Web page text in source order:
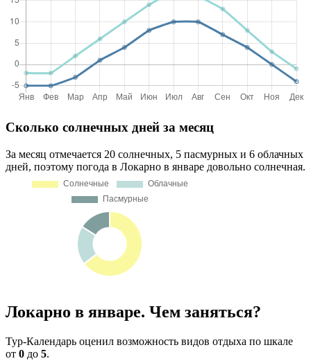
Сколько солнечных дней за месяц
За месяц отмечается 20 солнечных, 5 пасмурных и 6 облачных
дней, поэтому погода в Локарно в январе довольно солнечная.
Локарно в январе. Чем заняться?
Тур-Календарь оценил возможность видов отдыха по шкале
от 0 до 5.